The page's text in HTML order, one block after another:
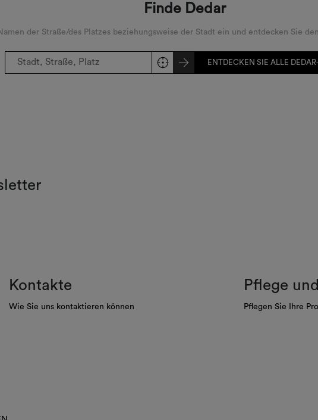
Finde Dedar
der Straße/des Platzes beziehungsweise der Stadt ein und entdecken Sie
ENTDECKEN SIE ALLE
Kontakte
Wie Sie uns kontaktieren können
Pflege
Pflegen Sie Ihre